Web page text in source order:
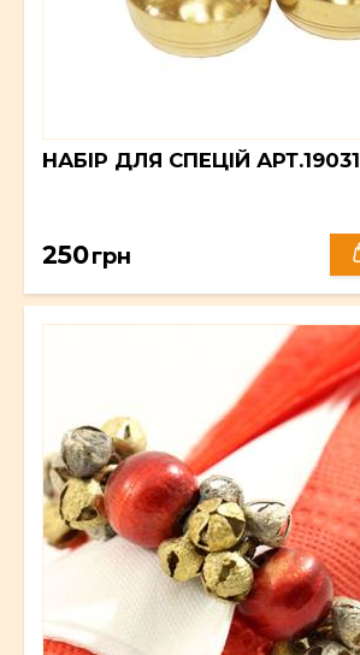
НАБІР ДЛЯ СПЕЦІЙ АРТ.19031
250грн